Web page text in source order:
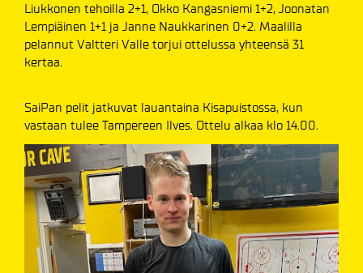
Liukkonen tehoilla 2+1, Okko Kangasniemi 1+2, Joonatan
Lempiäinen 1+1 ja Janne Naukkarinen 0+2. Maalilla
pelannut Valtteri Valle torjui ottelussa yhteensä 31
kertaa.
SaiPan pelit jatkuvat lauantaina Kisapuistossa, kun
vastaan tulee Tampereen Ilves. Ottelu alkaa klo 14.00.